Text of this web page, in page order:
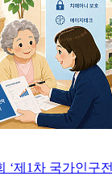
‘제1차 국가인구